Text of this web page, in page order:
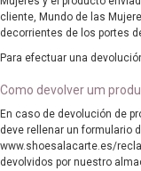
cliente, Mundo de las
decorrientes de los portes
Para efectuar una
Como devolver um
En caso de devolución de
deve rellenar un formulario
www.shoesalacarte.es/
devolvidos por nuestro